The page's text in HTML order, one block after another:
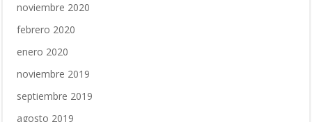
noviembre 2020
febrero 2020
enero 2020
noviembre 2019
septiembre 2019
agosto 2019